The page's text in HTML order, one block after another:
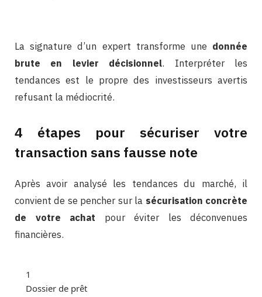
La signature d’un expert transforme une donnée
brute en levier décisionnel. Interpréter les
tendances est le propre des investisseurs avertis
refusant la médiocrité.
4 étapes pour sécuriser votre
transaction sans fausse note
Après avoir analysé les tendances du marché, il
convient de se pencher sur la sécurisation concrète
de votre achat pour éviter les déconvenues
financières.
1
Dossier de prêt